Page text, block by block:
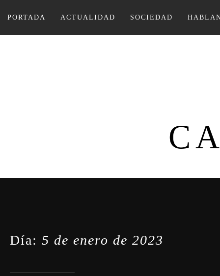
PORTADA ACTUALIDAD SOCIEDAD
Día: 5 de enero de 2023